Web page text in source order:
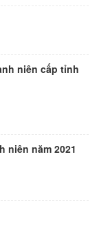
niên cấp tỉnh
niên năm 2021